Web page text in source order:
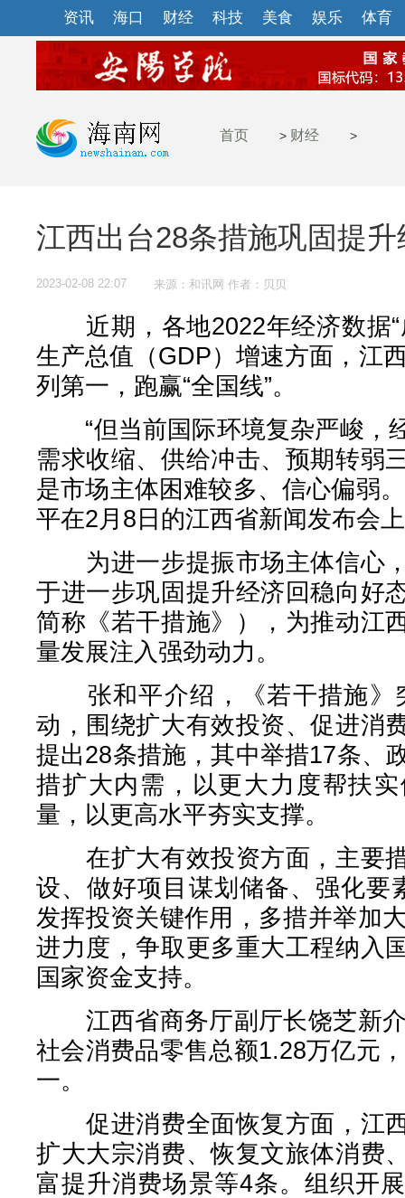
资讯 海口 财经 科技 美食 娱乐 体育
首页 > 财经 >
江西出台28条措施巩固提
2023-02-08 22:07 来源：和讯网 作者：贝贝
近期，各地2022年经济数据“
生产总值（GDP）增速方面，江
列第一，跑赢“全国线”。
“但当前国际环境复杂严峻，
需求收缩、供给冲击、预期转弱
是市场主体困难较多、信心偏弱
平在2月8日的江西省新闻发布会
为进一步提振市场主体信心
于进一步巩固提升经济回稳向好
简称《若干措施》），为推动江
量发展注入强劲动力。
张和平介绍，《若干措施》
动，围绕扩大有效投资、促进消
提出28条措施，其中举措17条、
措扩大内需，以更大力度帮扶
量，以更高水平夯实支撑。
在扩大有效投资方面，主要
设、做好项目谋划储备、强化要
发挥投资关键作用，多措并举加
进力度，争取更多重大工程纳入
国家资金支持。
江西省商务厅副厅长饶芝新介
社会消费品零售总额1.28万亿元
一。
促进消费全面恢复方面，江
扩大大宗消费、恢复文旅体消费
富提升消费场景等4条。组织开